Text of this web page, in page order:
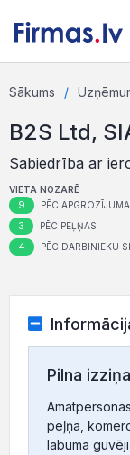
Sākums
B2S Ltd,
Sabiedrība ar
VIETA NOZARĒ
9 PĒC APGROZĪJUMA
3 PĒC PEĻŅAS
4 PĒC DARBINIEKU
Pilna
peļņa,
labuma